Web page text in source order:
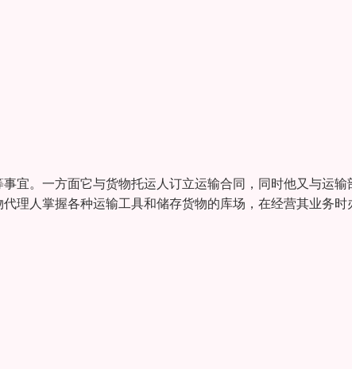
宜。一方面它与货物托运人订立运输合同，同时他又与运输
理人掌握各种运输工具和储存货物的库场，在经营其业务时